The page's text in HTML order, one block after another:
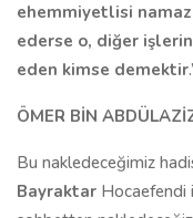
ehemmiyetlisi
ederse o, diğer
eden kimse demektir
ÖMER BİN
Bu nakledeceğimiz
Bayraktar Hocaefendi